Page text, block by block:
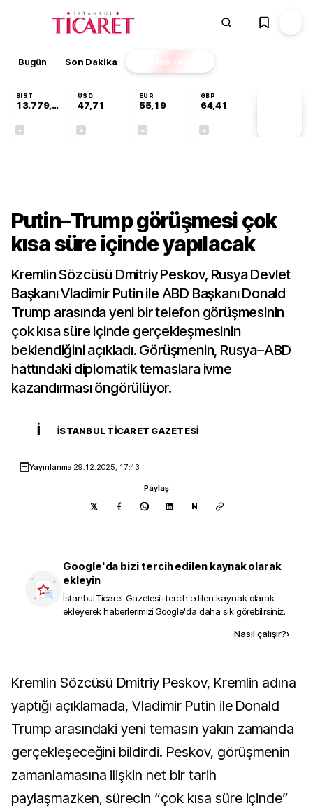
Bugün Son Dakika Finans EKSTRA
BIST
13.779,39
USD
47,71
EUR
55,19
GBP
64,41
Putin–Trump görüşmesi çok
kısa süre içinde yapılacak
Kremlin Sözcüsü Dmitriy Peskov, Rusya Devlet
Başkanı Vladimir Putin ile ABD Başkanı Donald
Trump arasında yeni bir telefon görüşmesinin
çok kısa süre içinde gerçekleşmesinin
beklendiğini açıkladı. Görüşmenin, Rusya–ABD
hattındaki diplomatik temaslara ivme
kazandırması öngörülüyor.
İ İSTANBUL TICARET GAZETESI
Yayınlanma 29.12.2025, 17:43
Paylaş
N
Google'da bizi tercih edilen kaynak olarak
ekleyin
İstanbul Ticaret Gazetesi'i tercih edilen kaynak olarak
ekleyerek haberlerimizi Google'da daha sık görebilirsiniz.
Nasıl çalışır?›
Kremlin Sözcüsü Dmitriy Peskov, Kremlin adına
yaptığı açıklamada, Vladimir Putin ile Donald
Trump arasındaki yeni temasın yakın zamanda
gerçekleşeceğini bildirdi. Peskov, görüşmenin
zamanlamasına ilişkin net bir tarih
paylaşmazken, sürecin “çok kısa süre içinde”